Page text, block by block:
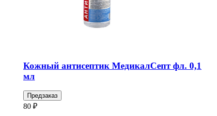
Кожный антисептик МедикалСепт фл. 0,1
мл
Предзаказ
80 ₽